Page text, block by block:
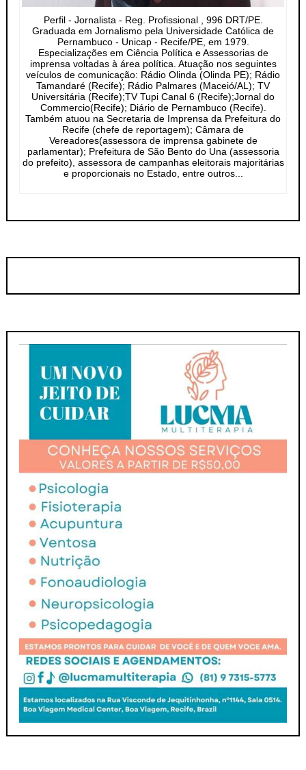
Perfil - Jornalista - Reg. Profissional , 996 DRT/PE.
Graduada em Jornalismo pela Universidade Católica de
Pernambuco - Unicap - Recife/PE, em 1979.
Especializações em Ciência Política e Assessorias de
imprensa voltadas à área política. Atuação nos seguintes
veículos de comunicação: Rádio Olinda (Olinda PE); Rádio
Tamandaré (Recife); Rádio Palmares (Maceió/AL); TV
Universitária (Recife);TV Tupi Canal 6 (Recife);Jornal do
Commercio(Recife); Diário de Pernambuco (Recife).
Também atuou na Secretaria de Imprensa da Prefeitura do
Recife (chefe de reportagem); Câmara de
Vereadores(assessora de imprensa gabinete de
parlamentar); Prefeitura de São Bento do Una (assessoria
do prefeito), assessora de campanhas eleitorais majoritárias
e proporcionais no Estado, entre outros...